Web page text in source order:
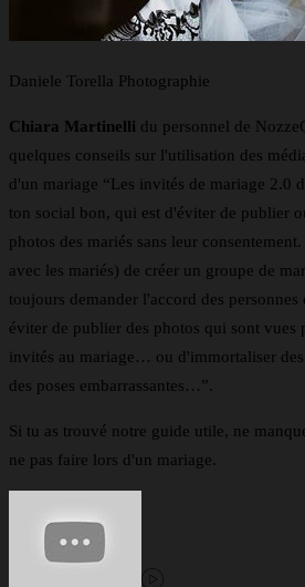
Daniele Torella Photographie
Chiara Martinelli du personnel de
quelques conseils sur l'utilisation des
d'un mariage “ Les invités de mariage 2.0
ton social bon, qui est d'éviter de publier
photos des mariés sans leur
avec les mariés) de créer un groupe de
toujours demander l'accord des
éviter de publier des photos qui sont vues
invités au mariage… ou d'immortaliser des
des poses embarrassantes…”.
Si tu as trouvé notre guide utile, ne
ne pas faire lors d'un mariage.